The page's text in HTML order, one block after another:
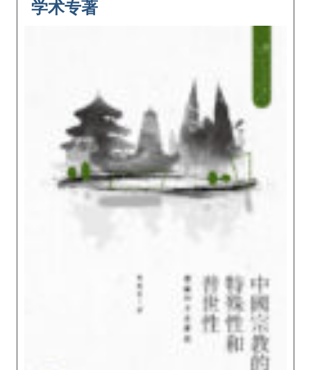
学术专著